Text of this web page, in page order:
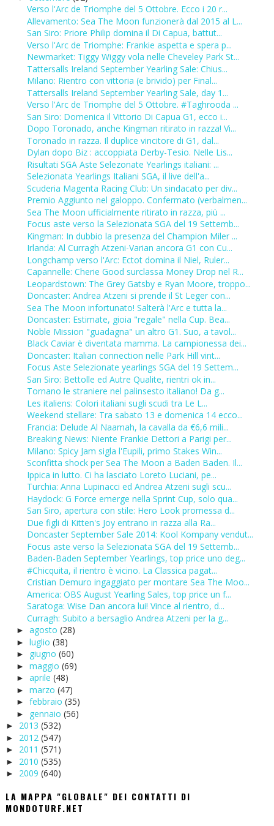
Verso l'Arc de Triomphe del 5 Ottobre. Ecco i 20 r...
Allevamento: Sea The Moon funzionerà dal 2015 al L...
San Siro: Priore Philip domina il Di Capua, battut...
Verso l'Arc de Triomphe: Frankie aspetta e spera p...
Newmarket: Tiggy Wiggy vola nelle Cheveley Park St...
Tattersalls Ireland September Yearling Sale: Chius...
Milano: Rientro con vittoria (e brivido) per Final...
Tattersalls Ireland September Yearling Sale, day 1...
Verso l'Arc de Triomphe del 5 Ottobre. #Taghrooda ...
San Siro: Domenica il Vittorio Di Capua G1, ecco i...
Dopo Toronado, anche Kingman ritirato in razza! Vi...
Toronado in razza. Il duplice vincitore di G1, dal...
Dylan dopo Biz : accoppiata Derby-Tesio. Nelle Lis...
Risultati SGA Aste Selezonate Yearlings italiani: ...
Selezionata Yearlings Italiani SGA, il live dell'a...
Scuderia Magenta Racing Club: Un sindacato per div...
Premio Aggiunto nel galoppo. Confermato (verbalmen...
Sea The Moon ufficialmente ritirato in razza, più ...
Focus aste verso la Selezionata SGA del 19 Settemb...
Kingman: In dubbio la presenza del Champion Miler ...
Irlanda: Al Curragh Atzeni-Varian ancora G1 con Cu...
Longchamp verso l'Arc: Ectot domina il Niel, Ruler...
Capannelle: Cherie Good surclassa Money Drop nel R...
Leopardstown: The Grey Gatsby e Ryan Moore, troppo...
Doncaster: Andrea Atzeni si prende il St Leger con...
Sea The Moon infortunato! Salterà l'Arc e tutta la...
Doncaster: Estimate, gioia "regale" nella Cup. Bea...
Noble Mission "guadagna" un altro G1. Suo, a tavol...
Black Caviar è diventata mamma. La campionessa dei...
Doncaster: Italian connection nelle Park Hill vint...
Focus Aste Selezionate yearlings SGA del 19 Settem...
San Siro: Bettolle ed Autre Qualite, rientri ok in...
Tornano le straniere nel palinsesto italiano! Da g...
Les italiens: Colori italiani sugli scudi tra Le L...
Weekend stellare: Tra sabato 13 e domenica 14 ecco...
Francia: Delude Al Naamah, la cavalla da €6,6 mili...
Breaking News: Niente Frankie Dettori a Parigi per...
Milano: Spicy Jam sigla l'Eupili, primo Stakes Win...
Sconfitta shock per Sea The Moon a Baden Baden. Il...
Ippica in lutto. Ci ha lasciato Loreto Luciani, pe...
Turchia: Anna Lupinacci ed Andrea Atzeni sugli scu...
Haydock: G Force emerge nella Sprint Cup, solo qua...
San Siro, apertura con stile: Hero Look promessa d...
Due figli di Kitten's Joy entrano in razza alla Ra...
Doncaster September Sale 2014: Kool Kompany vendut...
Focus aste verso la Selezionata SGA del 19 Settemb...
Baden-Baden September Yearlings, top price uno deg...
#Chicquita, il rientro è vicino. La Classica pagat...
Cristian Demuro ingaggiato per montare Sea The Moo...
America: OBS August Yearling Sales, top price un f...
Saratoga: Wise Dan ancora lui! Vince al rientro, d...
Curragh: Subito a bersaglio Andrea Atzeni per la g...
► agosto (28)
► luglio (38)
► giugno (60)
► maggio (69)
► aprile (48)
► marzo (47)
► febbraio (35)
► gennaio (56)
► 2013 (532)
► 2012 (547)
► 2011 (571)
► 2010 (535)
► 2009 (640)
LA MAPPA "GLOBALE" DEI CONTATTI DI
MONDOTURF.NET